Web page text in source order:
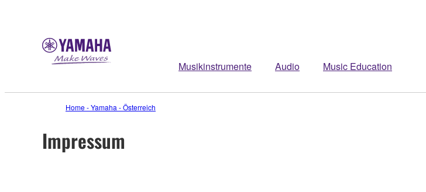
Musikinstrumente Audio Music Education
Home - Yamaha - Österreich
Impressum